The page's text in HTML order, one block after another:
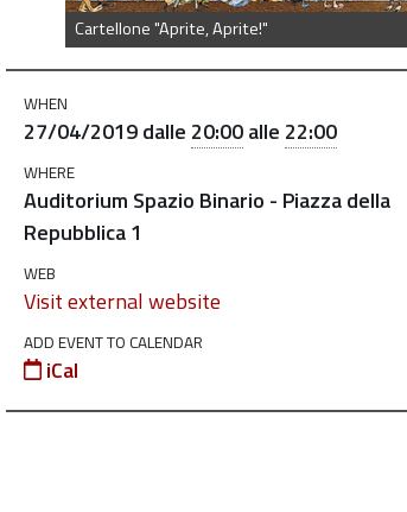
Cartellone "Aprite, Aprite!"
WHEN
27/04/2019dalle 20:00alle 22:00
WHERE
Auditorium Spazio Binario - Piazza della
Repubblica 1
WEB
Visit external website
ADD EVENT TO CALENDAR
iCal